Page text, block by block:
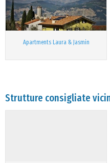
Apartments Laura & Jasmin
Strutture consigliate